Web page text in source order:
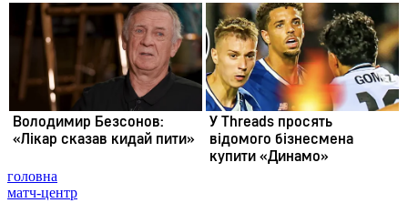
головна
матч-центр